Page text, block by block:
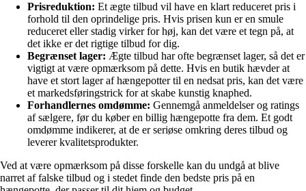
Prisreduktion: Et ægte tilbud vil have en klart reduceret pris i
forhold til den oprindelige pris. Hvis prisen kun er en smule
reduceret eller stadig virker for høj, kan det være et tegn på, at
det ikke er det rigtige tilbud for dig.
Begrænset lager: Ægte tilbud har ofte begrænset lager, så det er
vigtigt at være opmærksom på dette. Hvis en butik hævder at
have et stort lager af hængepotter til en nedsat pris, kan det være
et markedsføringstrick for at skabe kunstig knaphed.
Forhandlernes omdømme: Gennemgå anmeldelser og ratings
af sælgere, før du køber en billig hængepotte fra dem. Et godt
omdømme indikerer, at de er seriøse omkring deres tilbud og
leverer kvalitetsprodukter.
Ved at være opmærksom på disse forskelle kan du undgå at blive
narret af falske tilbud og i stedet finde den bedste pris på en